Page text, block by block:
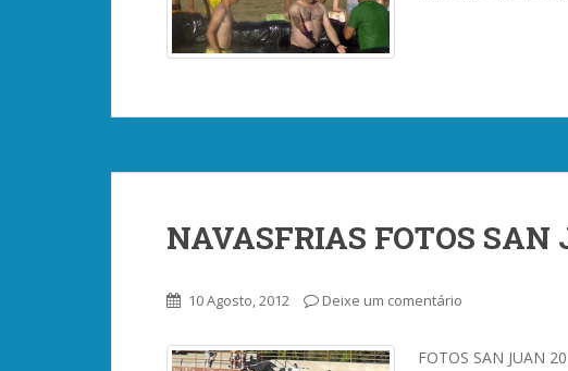
NAVASFRIAS FOTOS SAN
10 Agosto, 2012 Deixe um comentário
FOTOS SAN JUAN